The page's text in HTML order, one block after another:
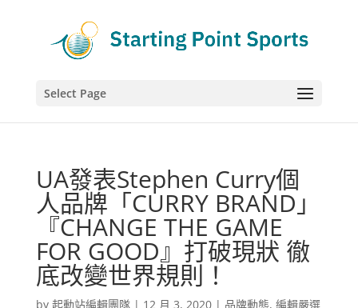
Select Page
UA發表Stephen Curry個
人品牌「CURRY BRAND」
『CHANGE THE GAME
FOR GOOD』打破現狀 徹
底改變世界規則！
by 起動站編輯團隊| 12 月 3, 2020| 品牌動態, 編輯嚴選